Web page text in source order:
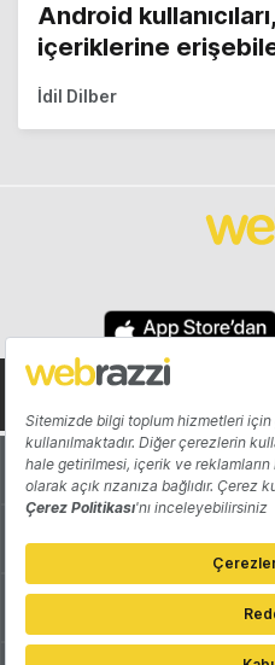
Android
içeriklerine
İdil Dilber
Hakkında
Katkıda Bulun